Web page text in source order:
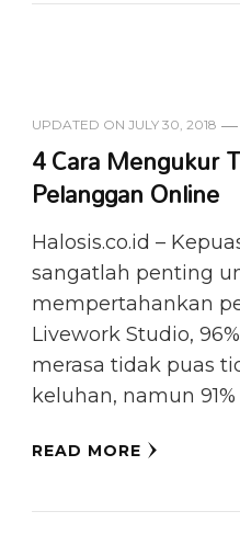
UPDATED ON JULY 30, 2018
4 Cara Mengukur
Pelanggan Online
Halosis.co.id –
sangatlah penting
mempertahankan
Livework Studio,
merasa tidak puas
keluhan, namun
READ MORE